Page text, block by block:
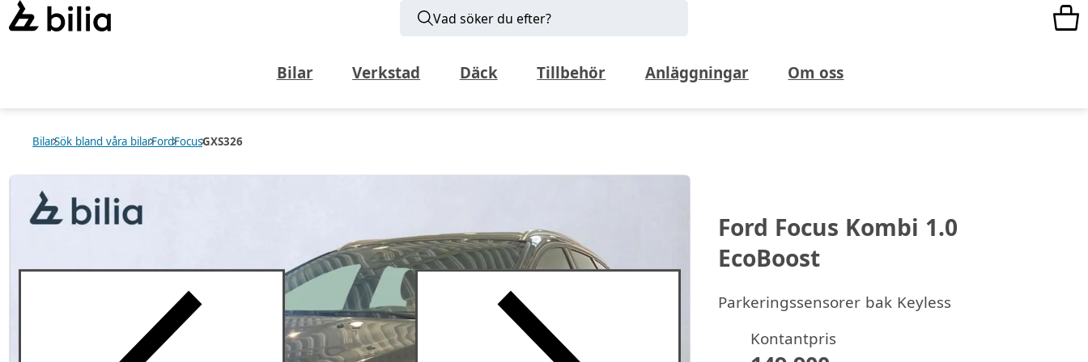
Vad söker du efter?
Bilar Verkstad Däck Tillbehör Anläggningar Om oss
BilarSök bland våra bilarFordFocusGXS326
Ford Focus Kombi 1.0
EcoBoost
Parkeringssensorer bak Keyless
Kontantpris